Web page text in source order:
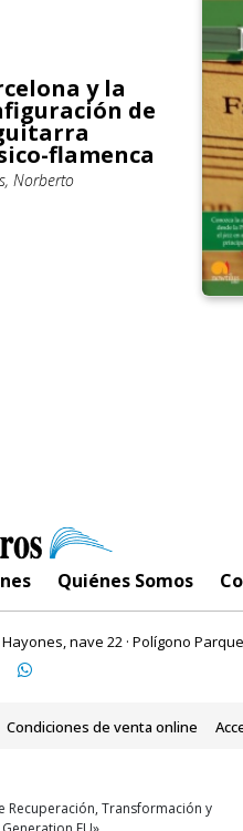
y la
de
flamenca
Norberto
Quiénes Somos
nave 22 · Polígono
Condiciones de venta online
Recuperación, Transformación y